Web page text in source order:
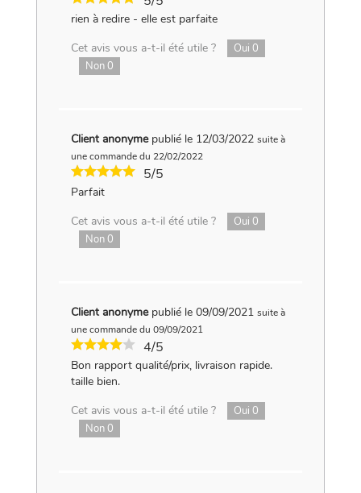
rien à redire - elle est parfaite
Cet avis vous a-t-il été utile ?
Oui 0
Non0
Client anonyme publié le 12/03/2022 suite à
une commande du 22/02/2022
5/5
Parfait
Cet avis vous a-t-il été utile ?
Oui 0
Non0
Client anonyme publié le 09/09/2021 suite à
une commande du 09/09/2021
4/5
Bon rapport qualité/prix, livraison rapide.
taille bien.
Cet avis vous a-t-il été utile ?
Oui 0
Non0